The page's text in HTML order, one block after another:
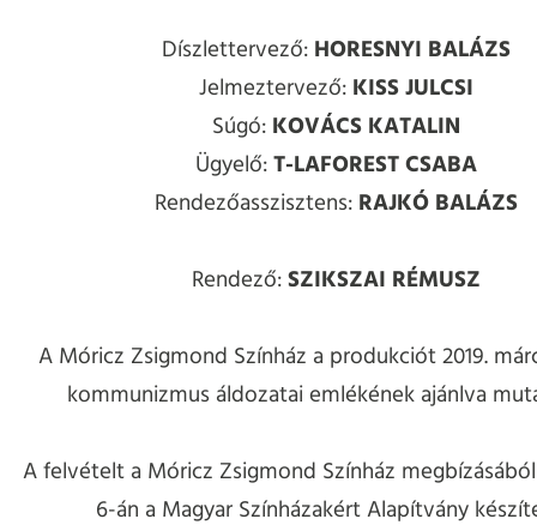
Díszlettervező:HORESNYI BALÁZS
Jelmeztervező:KISS JULCSI
Súgó:KOVÁCS KATALIN
Ügyelő:T-LAFOREST CSABA
Rendezőasszisztens:RAJKÓ BALÁZS
Rendező:SZIKSZAI RÉMUSZ
A Móricz Zsigmond Színház a produkciót 2019.
kommunizmus áldozatai emlékének ajánlva
A felvételt a Móricz Zsigmond Színház megbízásából
6-án a Magyar Színházakért Alapítvány